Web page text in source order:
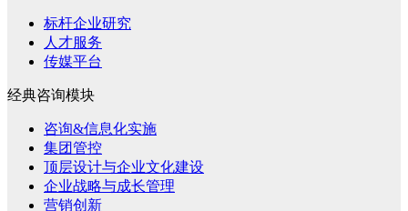
标杆企业研究
人才服务
传媒平台
经典咨询模块
咨询&信息化实施
集团管控
顶层设计与企业文化建设
企业战略与成长管理
营销创新